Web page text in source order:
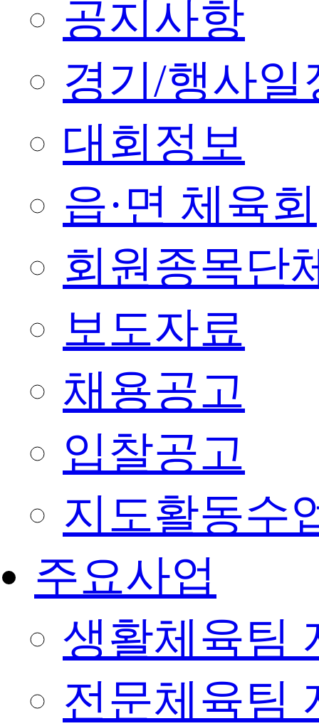
공지사항
경기/행사일
대회정보
읍·면 체육회
회원종목단
보도자료
채용공고
입찰공고
지도활동수
주요사업
생활체육팀
전문체육팀